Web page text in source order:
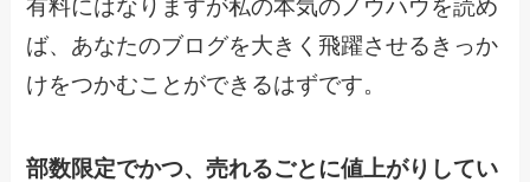
有料にはなりますが私の本気のノウハウを読め
ば、あなたのブログを大きく飛躍させるきっか
けをつかむことができるはずです。
部数限定でかつ、売れるごとに値上がりしてい